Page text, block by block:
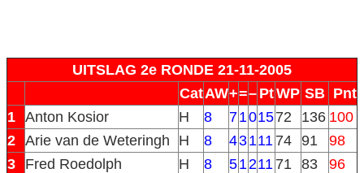
UITSLAG 2e RONDE 21-11-2005
CatAW+=– PtWP SB Pnt
1 Anton Kosior H 8 7101572 136 100
2 Arie van de Weteringh H 8 43111 74 91
98
3
Fred Roedolph H 8 51211 71 83
96